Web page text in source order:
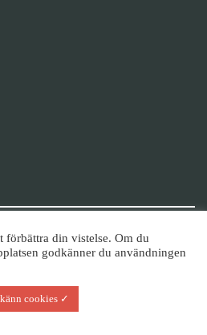
i våra grupper
förbättra din vistelse. Om du
godkänner du användningen
cookies ✓